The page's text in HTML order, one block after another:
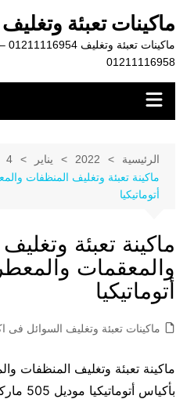
المحتوى
ماكينات تعبئة وتغليف
01211116958
الرئيسية 2022 يناير
4
ماكينة تعبئة وتغليف المنظفات
أتوماتيكيا
ماكينة تعبئة
والمعقمات
أتوماتيكيا
ماكينات تعبئة وتغليف السوائل فى
ماكينة تعبئة وتغليف المنظفات
بأكياس أتوماتيكيا موديل 505 ماركة المهندس منسى